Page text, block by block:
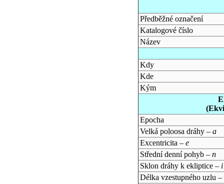
Předběžné označení
Katalogové číslo
Název
Kdy
Kde
Kým
Epocha
Velká poloosa dráhy – a
Excentricita – e
Střední denní pohyb – n
Sklon dráhy k ekliptice – i
Délka vzestupného uzlu –